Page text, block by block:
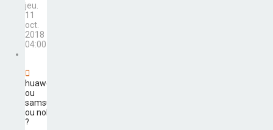
jeu.
11
oct.
2018
04:00
huawei
ou
samsung
ou nokia
?